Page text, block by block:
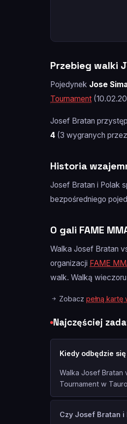
Przebieg walki
Pojedynek Jose
Tournament
Josef Bratan
4 (3 wygranych
Historia
Josef Bratan i Polak
bezpośredniego
O gali FAME
Walka Josef Bratan
organizacji FAME
walk. Walką
Zobacz pełną kartę
Najczęściej
Kiedy odbędzie
Walka Josef Bratan
Tournament w
Czy Josef Bratan i